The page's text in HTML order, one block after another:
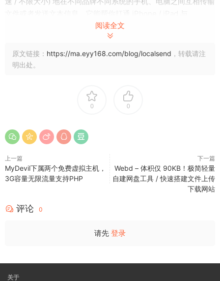
Windows、安卓手机之间、或 Windows 与 macOS 、Linux 等
不同系统和设备间传文件的“鸿沟”，让你可以随意地发送文件、
文本给任意设备，可以说是一个非常不错的「全平台 AirDrop 替
代品」！
洁，没有广告也没有多余的繁杂功能，软件的使用体验也非常
好。因此无论是办公发送文档，还是日常使用电脑手机
款极为推荐的装机必备工具。
自动发现设备 / 批量传输多个文件 / 支持发送文本
消息
免配置！自动扫描附近设备：
使用方法极其简单傻瓜，你只需打开 APP，它就会
阅读全文
原文链接： https://ma.eyy168.com/blog/localsend ，转载请注
明出处。
0 0
上一篇
MyDevil下属两个免费虚拟主机，
3G容量无限流量支持PHP
下一篇
Webd – 体积仅 90KB！极简轻量
自建网盘工具 / 快速搭建文件上传
下载网站
评论 0
请先 登录
关于